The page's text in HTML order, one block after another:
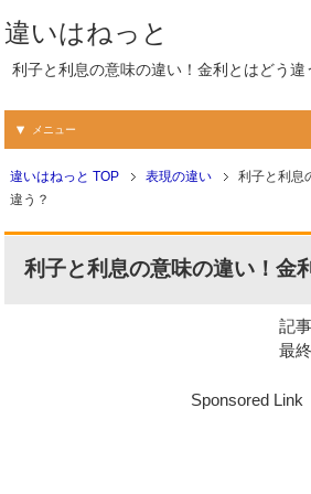
違いはねっと
利子と利息の意味の違い！金利とはどう違
メニュー
違いはねっと TOP 表現の違い
利子と利息
違う？
利子と利息の意味の違い！金
記
最
Sponsored Link